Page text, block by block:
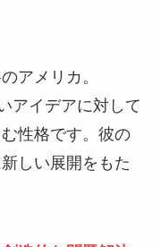
アメリカ。
アイデアに対して
性格です。彼の
しい展開をもた